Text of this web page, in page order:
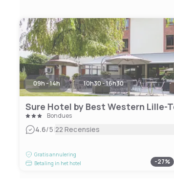
09h - 14h 10h30 - 16h30
Bondues
4.6/5|22 Recensies
Gratis annulering
Betaling in het hotel
-27%